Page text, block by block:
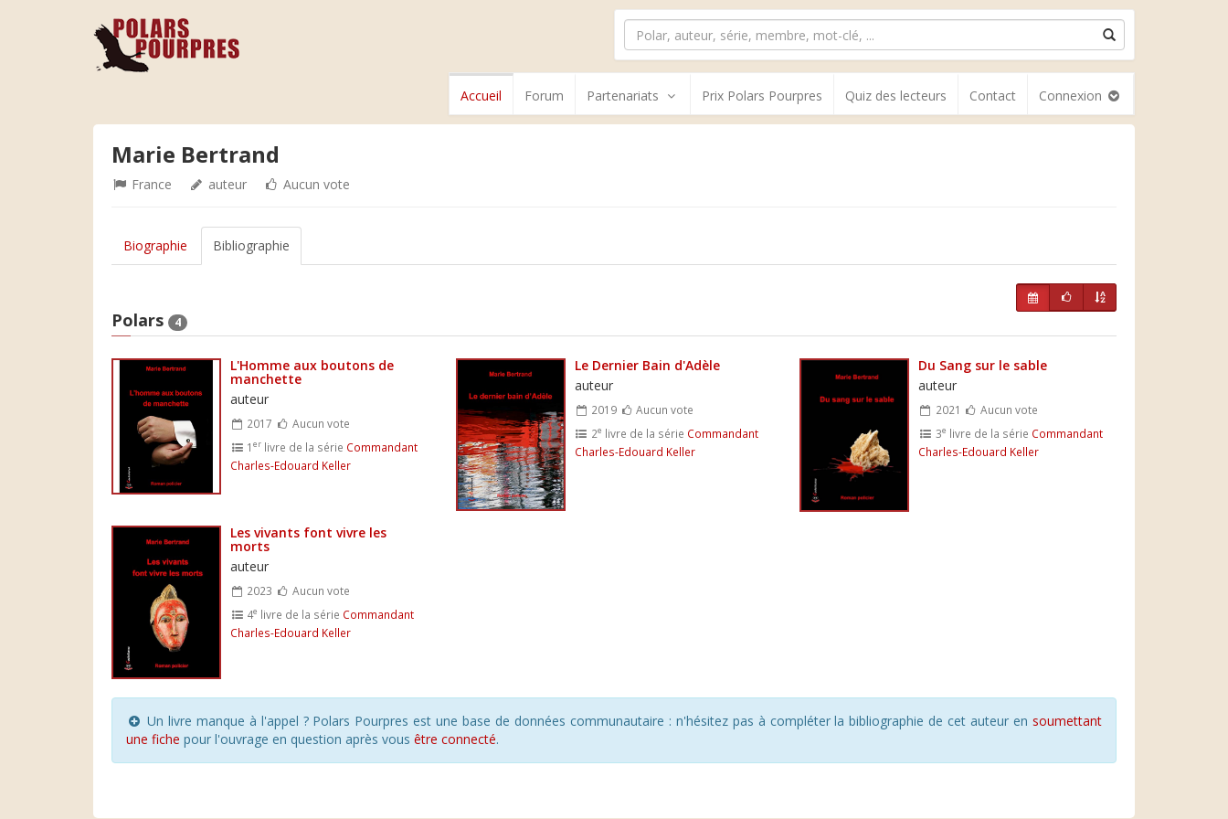
Accueil Forum Partenariats Prix Polars Pourpres Quiz des lecteurs Contact Connexion
Marie Bertrand
France auteur Aucun vote
Biographie Bibliographie
Polars 4
L'Homme aux boutons de
manchette
auteur
2017
Aucun vote
1er livre de la série Commandant
Charles-Edouard Keller
Le Dernier Bain d'Adèle
auteur
2019
Aucun vote
2e livre de la série Commandant
Charles-Edouard Keller
Du Sang sur le sable
auteur
2021
Aucun vote
3e livre de la série Commandant
Charles-Edouard Keller
Les vivants font vivre les
morts
auteur
2023
Aucun vote
4e livre de la série Commandant
Charles-Edouard Keller
Un livre manque à l'appel ? Polars Pourpres est une base de données communautaire : n'hésitez pas à compléter la bibliographie de cet auteur en soumettant
une fiche pour l'ouvrage en question après vous être connecté.